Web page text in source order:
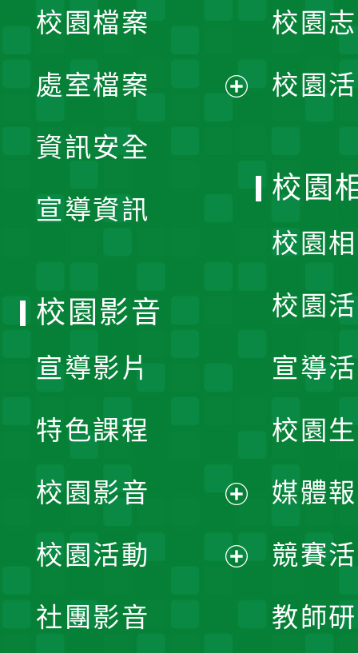
單
校園檔案
處室檔案
資訊安全
宣導資訊
校園
校園
校園
校園
校園
宣導
校園
媒體
競賽
教師
校園影音
宣導影片
特色課程
校園影音
開
校園活動
社團影音